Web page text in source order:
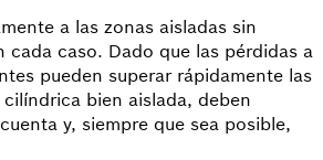
a las zonas aisladas sin
cada caso. Dado que las pérdidas a
pueden superar rápidamente las
bien aislada, deben
y, siempre que sea posible,